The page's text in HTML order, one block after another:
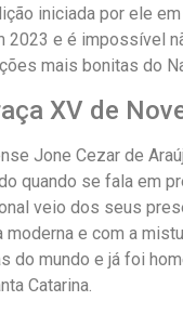
iniciada por ele
2023 e é impossível
mais bonitas do
XV de
Jone Cezar de
quando se fala em
veio dos seus
e com a
do mundo e já foi
Catarina.